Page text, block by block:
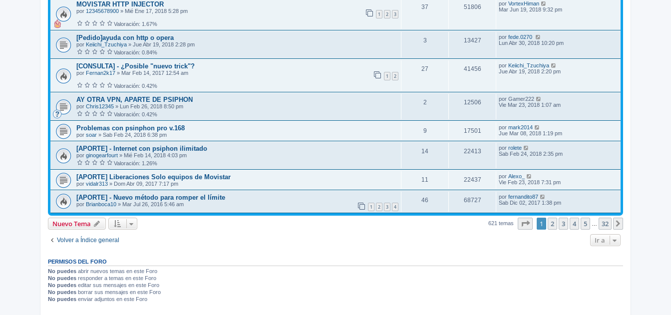
MOVISTAR HTTP INJECTOR
por 12345678900 » Mié Ene 17, 2018 5:28 pm 1 2 3
Valoración: 1.67%
37 51806 por VortexHiman
Mar Jun 19, 2018 9:32 pm
[Pedido]ayuda con http o opera
por Keiichi_Tzuchiya » Jue Abr 19, 2018 2:28 pm
Valoración: 0.84%
3 13427 por fede.0270
Lun Abr 30, 2018 10:20 pm
[CONSULTA] - ¿Posible "nuevo trick"?
por Fernan2k17 » Mar Feb 14, 2017 12:54 am 1 2
Valoración: 0.42%
27 41456 por Keiichi_Tzuchiya
Jue Abr 19, 2018 2:20 pm
AY OTRA VPN, APARTE DE PSIPHON
por Chris12345 » Lun Feb 26, 2018 8:50 pm
Valoración: 0.42%
2 12506 por Gamer222
Vie Mar 23, 2018 1:07 am
Problemas con psinphon pro v.168
por soar » Sab Feb 24, 2018 6:38 pm
9 17501 por mark2014
Jue Mar 08, 2018 1:19 pm
[APORTE] - Internet con psiphon ilimitado
por ginogearfourt » Mié Feb 14, 2018 4:03 pm
Valoración: 1.26%
14 22413 por rolete
Sab Feb 24, 2018 2:35 pm
[APORTE] Liberaciones Solo equipos de Movistar
por vidalr313 » Dom Abr 09, 2017 7:17 pm
11 22437 por Alexo_
Vie Feb 23, 2018 7:31 pm
[APORTE] - Nuevo método para romper el límite
por Brianboca10 » Mar Jul 26, 2016 5:46 am 1 2 3 4
46 68727 por fernandito87
Sab Dic 02, 2017 1:38 pm
Nuevo Tema 621 temas Página1 de 32
1 2 3 4 5 32
Volver a Índice general Ir a
PERMISOS DEL FORO
No puedes abrir nuevos temas en este Foro
No puedes responder a temas en este Foro
No puedes editar sus mensajes en este Foro
No puedes borrar sus mensajes en este Foro
No puedes enviar adjuntos en este Foro